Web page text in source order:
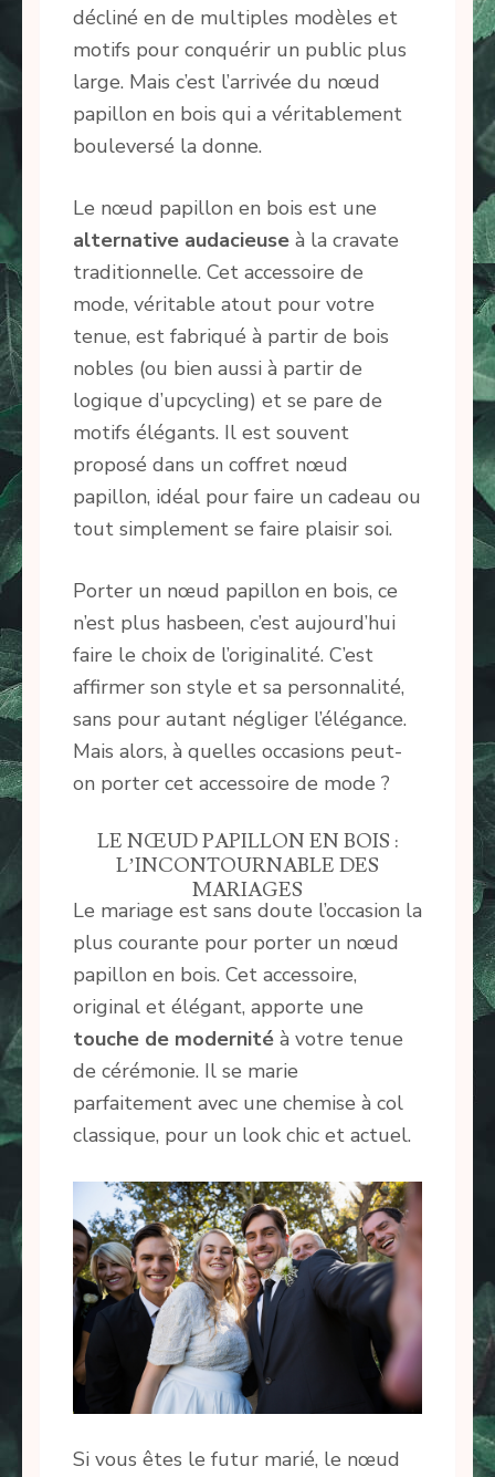
décliné en de multiples modèles et
motifs pour conquérir un public plus
large. Mais c’est l’arrivée du nœud
papillon en bois qui a véritablement
bouleversé la donne.
Le nœud papillon en bois est une
alternative audacieuse à la cravate
traditionnelle. Cet accessoire de
mode, véritable atout pour votre
tenue, est fabriqué à partir de bois
nobles (ou bien aussi à partir de
logique d’upcycling) et se pare de
motifs élégants. Il est souvent
proposé dans un coffret nœud
papillon, idéal pour faire un cadeau ou
tout simplement se faire plaisir soi.
Porter un nœud papillon en bois, ce
n’est plus hasbeen, c’est aujourd’hui
faire le choix de l’originalité. C’est
affirmer son style et sa personnalité,
sans pour autant négliger l’élégance.
Mais alors, à quelles occasions peut-
on porter cet accessoire de mode ?
LE NŒUD PAPILLON EN BOIS :
L’INCONTOURNABLE DES
MARIAGES
Le mariage est sans doute l’occasion la
plus courante pour porter un nœud
papillon en bois. Cet accessoire,
original et élégant, apporte une
touche de modernité à votre tenue
de cérémonie. Il se marie
parfaitement avec une chemise à col
classique, pour un look chic et actuel.
Si vous êtes le futur marié, le nœud